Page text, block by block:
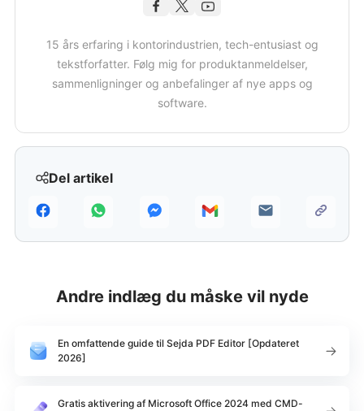
Del artikel
15 års erfaring i kontorindustrien, tech-entusiast og
tekstforfatter. Følg mig for produktanmeldelser,
sammenligninger og anbefalinger af nye apps og
software.
Andre indlæg du måske vil nyde
En omfattende guide til Sejda PDF Editor [Opdateret
2026]
Gratis aktivering af Microsoft Office 2024 med CMD-